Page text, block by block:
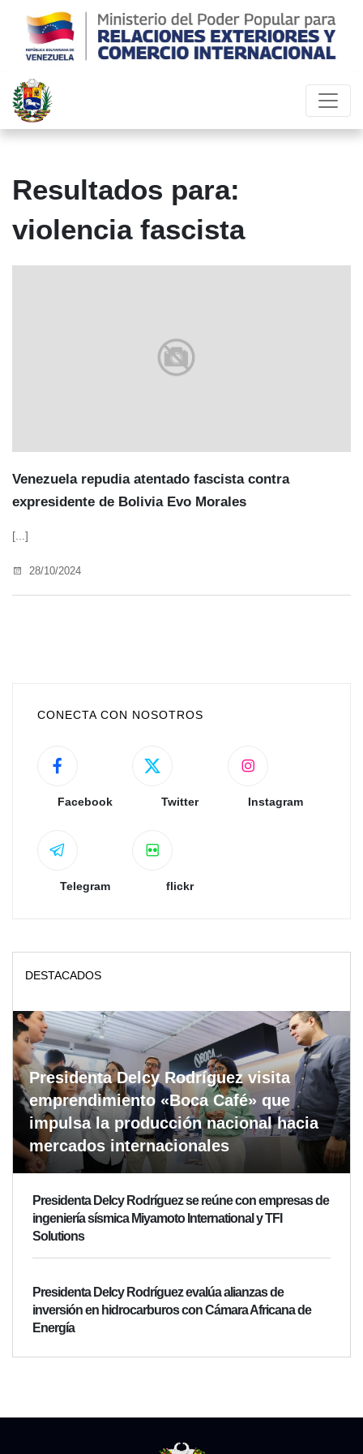
Resultados para:
violencia fascista
Venezuela repudia atentado fascista contra
expresidente de Bolivia Evo Morales
[...]
28/10/2024
CONECTA CON NOSOTROS
Facebook Twitter Instagram
Telegram flickr
DESTACADOS
Presidenta Delcy Rodríguez visita
emprendimiento «Boca Café» que
impulsa la producción nacional hacia
mercados internacionales
Presidenta Delcy Rodríguez se reúne con empresas de
ingeniería sísmica Miyamoto International y TFI
Solutions
Presidenta Delcy Rodríguez evalúa alianzas de
inversión en hidrocarburos con Cámara Africana de
Energía